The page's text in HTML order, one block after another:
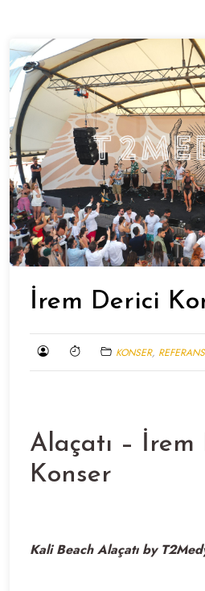
İrem Derici
KONSER,
Alaçatı – İrem
Konser
Kali Beach Alaçatı by